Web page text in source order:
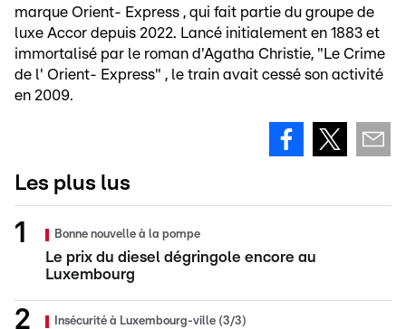
marque Orient- Express , qui fait partie du groupe de
luxe Accor depuis 2022. Lancé initialement en 1883 et
immortalisé par le roman d'Agatha Christie, "Le Crime
de l' Orient- Express" , le train avait cessé son activité
en 2009.
Les plus lus
Bonne nouvelle à la pompe
Le prix du diesel dégringole encore au
Luxembourg
Insécurité à Luxembourg-ville (3/3)